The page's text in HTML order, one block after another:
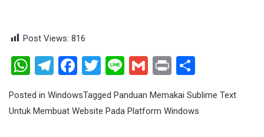
Post Views: 816
WhatsApp
Telegram
Facebook
Twitter
LineGmail
Print
Posted in WindowsTagged Panduan Memakai Sublime Text
Untuk Membuat Website Pada Platform Windows